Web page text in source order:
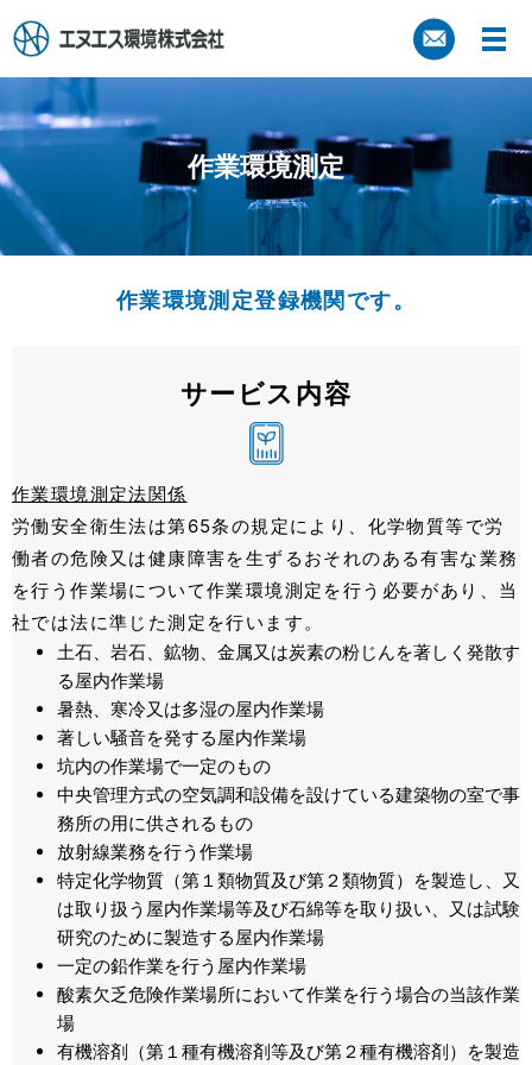
作業環境測定
作業環境測定登録機関です。
サービス内容
作業環境測定法関係
労働安全衛生法は第65条の規定により、化学物質等で労
働者の危険又は健康障害を生ずるおそれのある有害な業務
を行う作業場について作業環境測定を行う必要があり、当
社では法に準じた測定を行います。
土石、岩石、鉱物、金属又は炭素の粉じんを著しく発散す
る屋内作業場
暑熱、寒冷又は多湿の屋内作業場
著しい騒音を発する屋内作業場
坑内の作業場で一定のもの
中央管理方式の空気調和設備を設けている建築物の室で事
務所の用に供されるもの
放射線業務を行う作業場
特定化学物質（第１類物質及び第２類物質）を製造し、又
は取り扱う屋内作業場等及び石綿等を取り扱い、又は試験
研究のために製造する屋内作業場
一定の鉛作業を行う屋内作業場
酸素欠乏危険作業場所において作業を行う場合の当該作業
場
有機溶剤（第１種有機溶剤等及び第２種有機溶剤）を製造